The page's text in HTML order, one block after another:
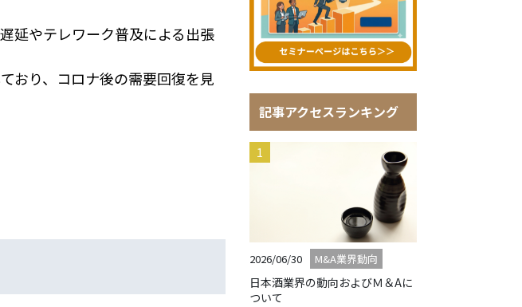
延やテレワーク普及による出張
おり、コロナ後の需要回復を見
記事アクセスランキング
2026/06/30 M&A業界動向
日本酒業界の動向およびＭ＆Aに
ついて